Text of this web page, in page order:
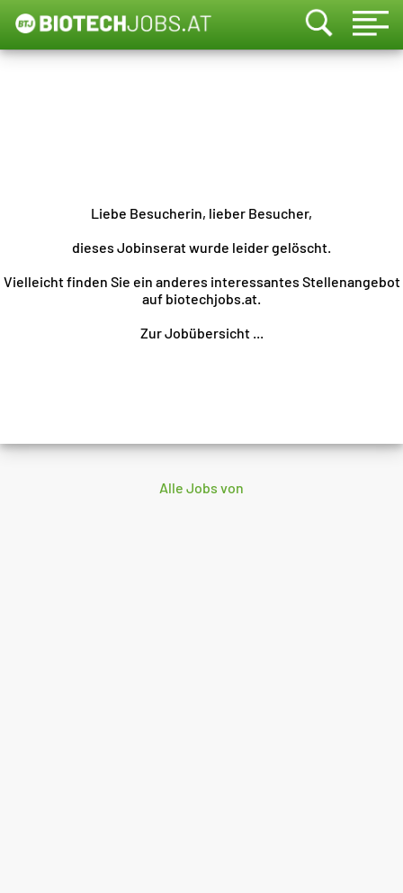
Liebe Besucherin, lieber Besucher,
dieses Jobinserat wurde leider gelöscht.
Vielleicht finden Sie ein anderes interessantes Stellenangebot
auf biotechjobs.at.
Zur Jobübersicht ...
Alle Jobs von